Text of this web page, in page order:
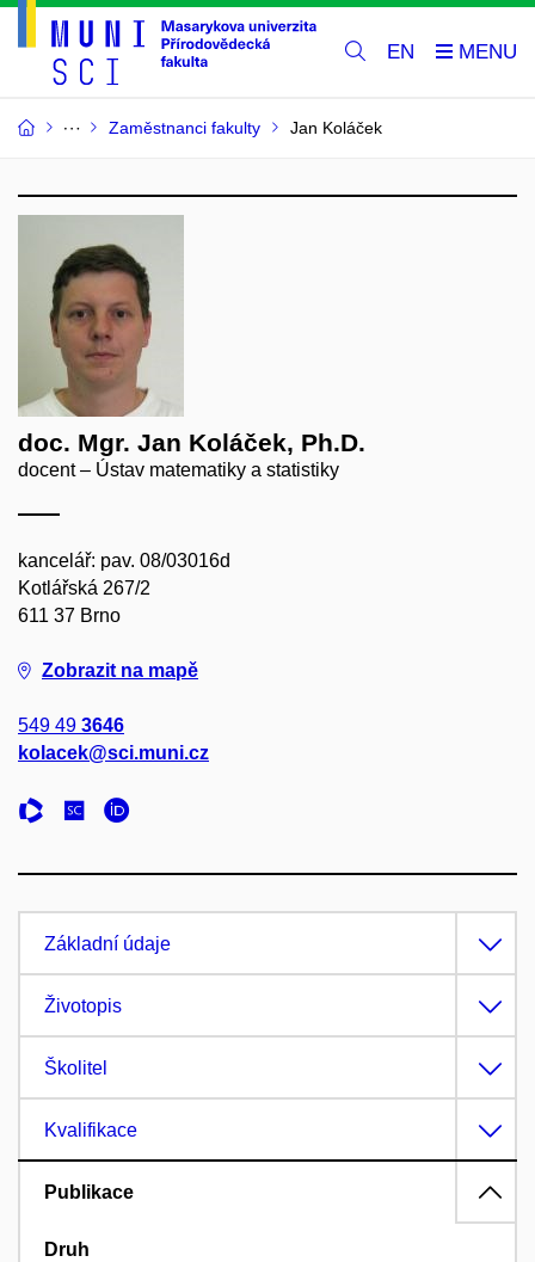
EN
Zaměstnanci fakulty Jan Koláček
doc. Mgr. Jan Koláček, Ph.D.
docent – Ústav matematiky a statistiky
kancelář: pav. 08/03016d
Kotlářská 267/2
611 37 Brno
Zobrazit na mapě
549 49 3646
kolacek@sci.muni.cz
Základní údaje
Životopis
Školitel
Kvalifikace
Publikace
Druh